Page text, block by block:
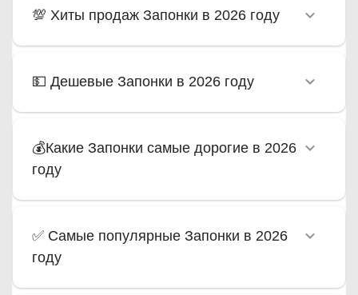
💯 Хиты продаж Запонки в 2026 году
💵 Дешевые Запонки в 2026 году
💰Какие Запонки самые дорогие в 2026
году
✅ Самые популярные Запонки в 2026
году